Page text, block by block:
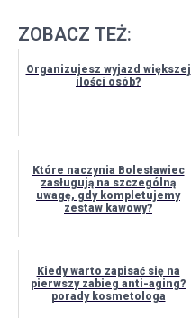
ZOBACZ TEŻ:
Organizujesz wyjazd większej
ilości osób?
Które naczynia Bolesławiec
zasługują na szczególną
uwagę, gdy kompletujemy
zestaw kawowy?
Kiedy warto zapisać się na
pierwszy zabieg anti-aging?
porady kosmetologa